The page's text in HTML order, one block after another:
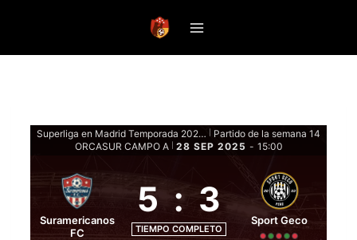
Superliga en Madrid Temporada 2025 - Fase de grupos
Partido de la semana 14
ORCASUR CAMPO A
28 SEP 2025 - 15:00
Suramericanos
FC
5 : 3
TIEMPO COMPLETO
Sport Geco